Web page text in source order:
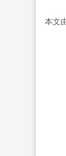
本文